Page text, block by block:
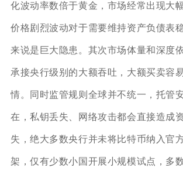
化波动率数倍于黄金，市场经常出现大
价格剧烈波动对于需要维持资产负债表
来说是巨大隐患。其次市场体量和深度
承接央行级别的大额吞吐，大额买卖容
情。同时监管规则全球并不统一，托管
在，私钥丢失、网络攻击都会直接造成
失，绝大多数央行并未将比特币纳入官
架，仅有少数小国开展小规模试点，多